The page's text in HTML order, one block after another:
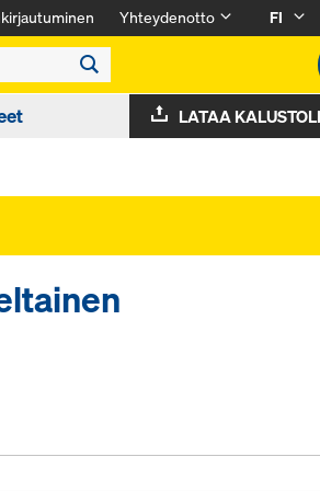
Yhteydenotto
FI
LATAA